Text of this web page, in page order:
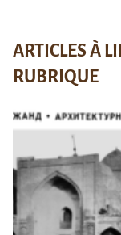
ARTICLES À
RUBRIQUE